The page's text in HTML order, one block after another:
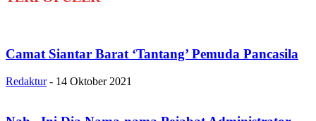
Camat Siantar Barat ‘Tantang’ Pemuda Pancasila
Redaktur - 14 Oktober 2021